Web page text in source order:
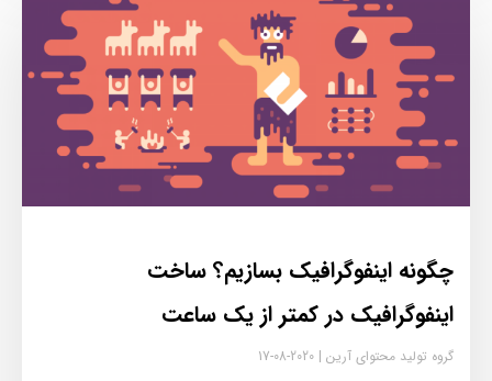
چگونه اینفوگرافیک بسازیم؟ ساخت
اینفوگرافیک در کمتر از یک ساعت
گروه تولید محتوای آرین